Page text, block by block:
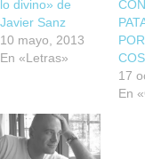
lo divino» de
Javier Sanz
10 mayo, 2013
En «Letras»
17
En